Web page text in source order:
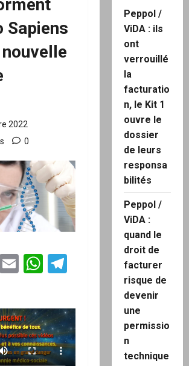
Sapiens
2022
0
Twitter
EmailWhatsApp
Telegram
Peppol /
ViDA : ils
ont
verrouillé
la
facturatio
n, le Kit 1
ouvre le
dossier
de leurs
responsa
bilités
Peppol /
ViDA :
quand le
droit de
facturer
risque de
devenir
une
permissio
n
technique